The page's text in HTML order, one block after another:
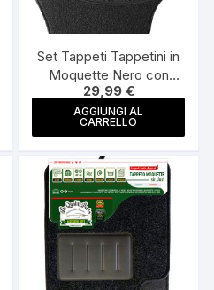
Set Tappeti Tappetini in
Moquette Nero con
Battitacco Mr Slider
Made in Italy
29,99 €
AGGIUNGI AL
CARRELLO